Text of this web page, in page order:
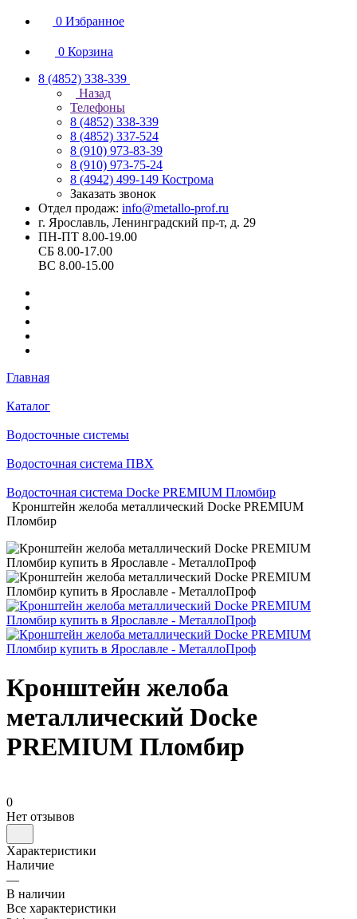
0 Избранное
0 Корзина
8 (4852) 338-339
Назад
Телефоны
8 (4852) 338-339
8 (4852) 337-524
8 (910) 973-83-39
8 (910) 973-75-24
8 (4942) 499-149 Кострома
Заказать звонок
Отдел продаж: info@metallo-prof.ru
г. Ярославль, Ленинградский пр-т, д. 29
ПН-ПТ 8.00-19.00
СБ 8.00-17.00
ВС 8.00-15.00
Главная
Каталог
Водосточные системы
Водосточная система ПВХ
Водосточная система Docke PREMIUM Пломбир
Кронштейн желоба металлический Docke PREMIUM
Пломбир
Кронштейн желоба
металлический Docke
PREMIUM Пломбир
0
Нет отзывов
Характеристики
Наличие
—
В наличии
Все характеристики